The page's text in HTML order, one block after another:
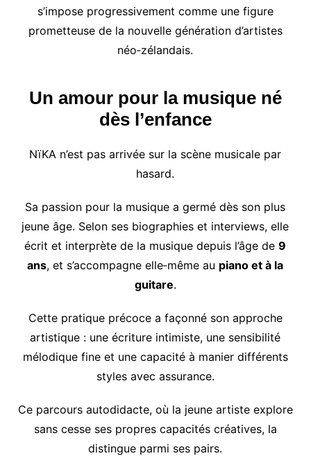
s’impose progressivement comme une figure
prometteuse de la nouvelle génération d’artistes
néo‑zélandais.
Un amour pour la musique né
dès l’enfance
NïKA n’est pas arrivée sur la scène musicale par
hasard.
Sa passion pour la musique a germé dès son plus
jeune âge. Selon ses biographies et interviews, elle
écrit et interprète de la musique depuis l’âge de9
ans, et s’accompagne elle‑même au piano et à la
guitare.
Cette pratique précoce a façonné son approche
artistique : une écriture intimiste, une sensibilité
mélodique fine et une capacité à manier différents
styles avec assurance.
Ce parcours autodidacte, où la jeune artiste explore
sans cesse ses propres capacités créatives, la
distingue parmi ses pairs.